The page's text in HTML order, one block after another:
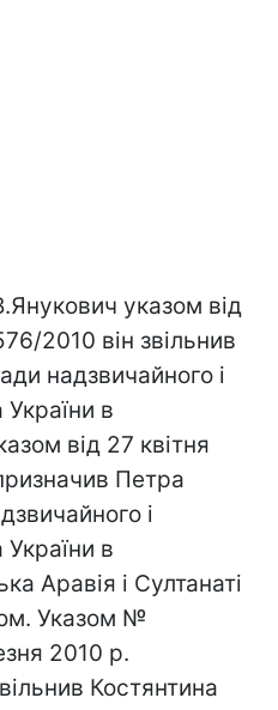
указом від
2010 він звільнив
надзвичайного і
в
від 27 квітня
Петра
і
в
Аравія і Султанаті
Указом №
2010 р.
Костянтина